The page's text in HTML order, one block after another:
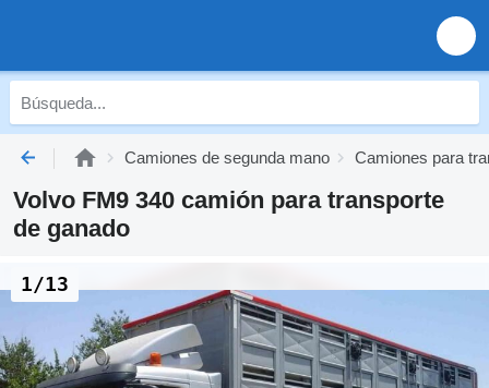
Camiones de segunda mano Camiones para
Volvo FM9 340 camión para transporte
de ganado
1/13